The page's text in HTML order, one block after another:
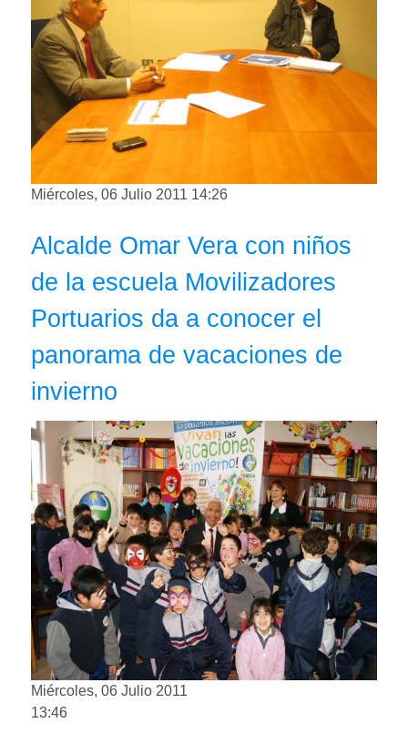
Miércoles, 06 Julio 2011 14:26
Alcalde Omar Vera con niños
de la escuela Movilizadores
Portuarios da a conocer el
panorama de vacaciones de
invierno
Miércoles, 06 Julio 2011
13:46